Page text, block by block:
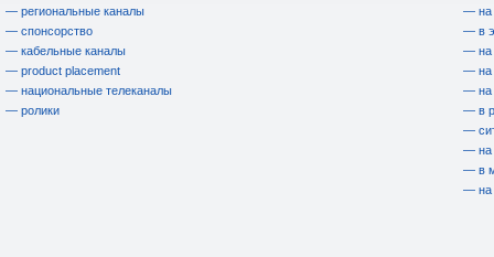
— региональные каналы
— спонсорство
— кабельные каналы
— product placement
— национальные телеканалы
— ролики
— на
— в
— на
— на
— на
— в
—
— на
— в
— на